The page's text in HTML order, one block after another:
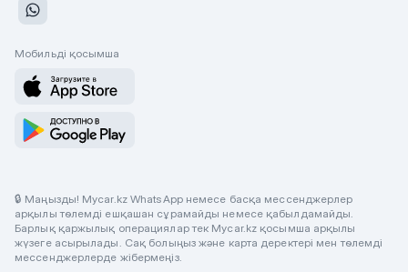
Мобильді қосымша
🔒 Маңызды! Mycar.kz WhatsApp немесе басқа мессенджерлер
арқылы төлемді ешқашан сұрамайды немесе қабылдамайды.
Барлық қаржылық операциялар тек Mycar.kz қосымша арқылы
жүзеге асырылады. Сақ болыңыз және карта деректері мен төлемді
мессенджерлерде жібермеңіз.